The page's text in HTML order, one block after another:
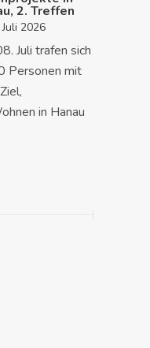
2. Treffen
Juli 2026
Juli trafen sich
Personen mit
in Hanau